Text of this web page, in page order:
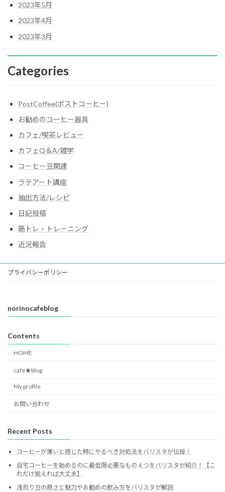
2023年5月
2023年4月
2023年3月
Categories
PostCoffee(ポストコーヒー)
お勧めのコーヒー器具
カフェ/喫茶レビュー
カフェQ＆A/雑学
コーヒー豆関連
ラテアート講座
抽出方法/レシピ
日記投稿
筋トレ・トレーニング
近況報告
プライバシーポリシー
norinocafeblog
Contents
HOME
cafe★blog
My profile
お問い合わせ
Recent Posts
コーヒーが薄いと感じた時にやるべき対処法をバリスタが伝授！
自宅コーヒーを始めるのに最低限必要なもの４つをバリスタが紹介！【こ
れだけ揃えれば大丈夫】
浅煎り豆の良さと魅力やお勧めの飲み方をバリスタが解説